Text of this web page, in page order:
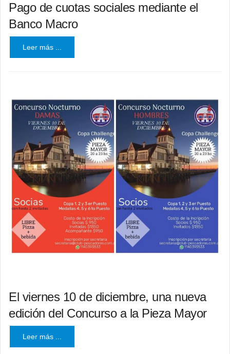
Pago de cuotas sociales mediante el
Banco Macro
Leer más ...
El viernes 10 de diciembre, una nueva
edición del Concurso a la Pieza Mayor
Leer más ...